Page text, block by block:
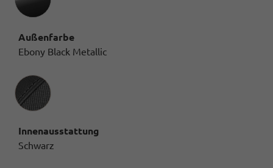
Außenfarbe
Ebony Black Metallic
Innenausstattung
Innenausstattung
Schwarz